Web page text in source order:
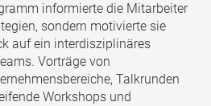
informierte die Mitarbeiter
sondern motivierte sie
auf ein interdisziplinäres
Vorträge von
Talkrunden
Workshops und